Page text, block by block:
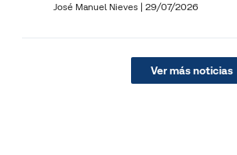
José Manuel Nieves | 29/07/2026
Ver más noticias